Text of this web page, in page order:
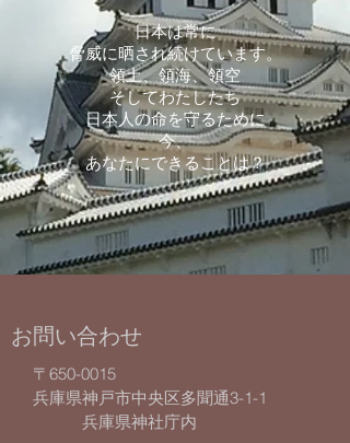
日本は常に
脅威に晒され続けています。
領土、領海、領空
そしてわたしたち
日本人の命を守るために
今、
あなたにできることは？
お問い合わせ
〒650-0015
兵庫県神戸市中央区多聞通3-1-1
兵庫県神社庁内